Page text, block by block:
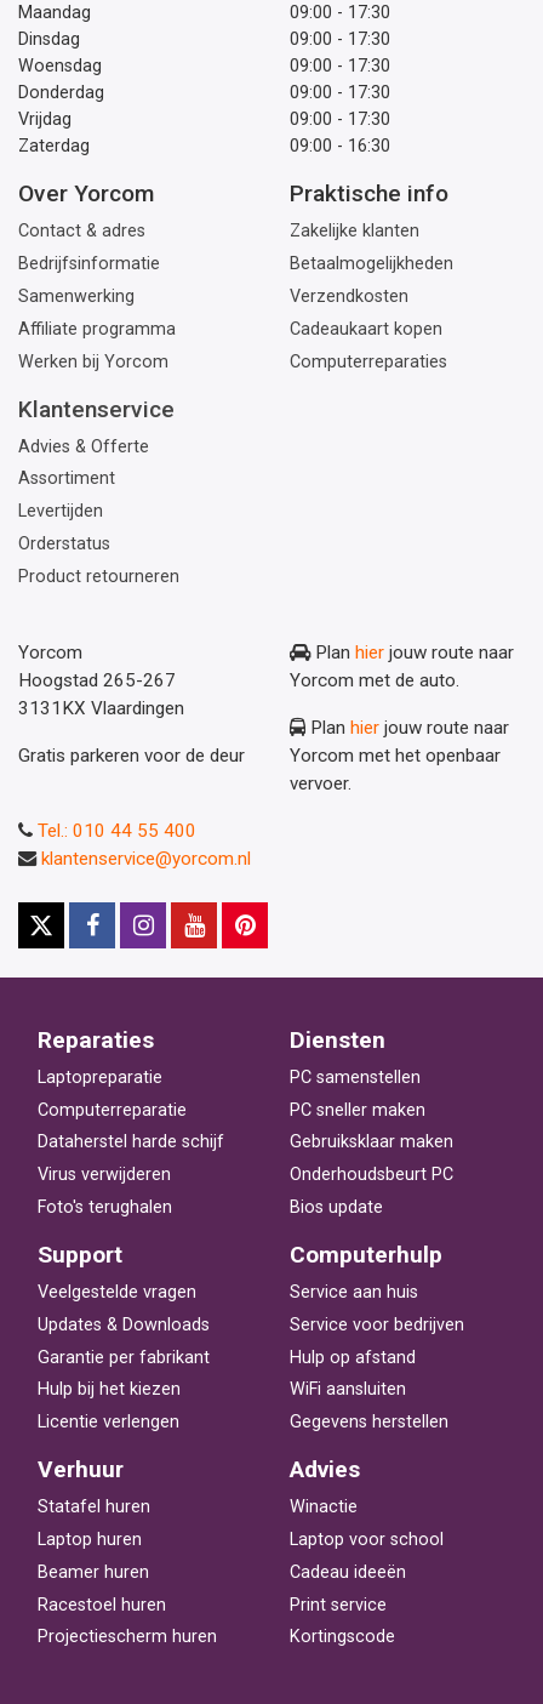
Maandag
09:00 - 17:30
Dinsdag
09:00 - 17:30
Woensdag
09:00 - 17:30
Donderdag
09:00 - 17:30
Vrijdag
09:00 - 17:30
Zaterdag
09:00 - 16:30
Over Yorcom
Contact & adres
Bedrijfsinformatie
Samenwerking
Affiliate programma
Werken bij Yorcom
Praktische info
Zakelijke klanten
Betaalmogelijkheden
Verzendkosten
Cadeaukaart kopen
Computerreparaties
Klantenservice
Advies & Offerte
Assortiment
Levertijden
Orderstatus
Product retourneren
Yorcom
Hoogstad 265-267
3131KX Vlaardingen
Gratis parkeren voor de deur
Plan hier jouw route naar
Yorcom met de auto.
Plan hier jouw route naar
Yorcom met het openbaar
vervoer.
Tel.: 010 44 55 400
klantenservice@yorcom.nl
Reparaties
Laptopreparatie
Computerreparatie
Dataherstel harde schijf
Virus verwijderen
Foto's terughalen
Diensten
PC samenstellen
PC sneller maken
Gebruiksklaar maken
Onderhoudsbeurt PC
Bios update
Support
Veelgestelde vragen
Updates & Downloads
Garantie per fabrikant
Hulp bij het kiezen
Licentie verlengen
Computerhulp
Service aan huis
Service voor bedrijven
Hulp op afstand
WiFi aansluiten
Gegevens herstellen
Verhuur
Statafel huren
Laptop huren
Beamer huren
Racestoel huren
Projectiescherm huren
Advies
Winactie
Laptop voor school
Cadeau ideeën
Print service
Kortingscode